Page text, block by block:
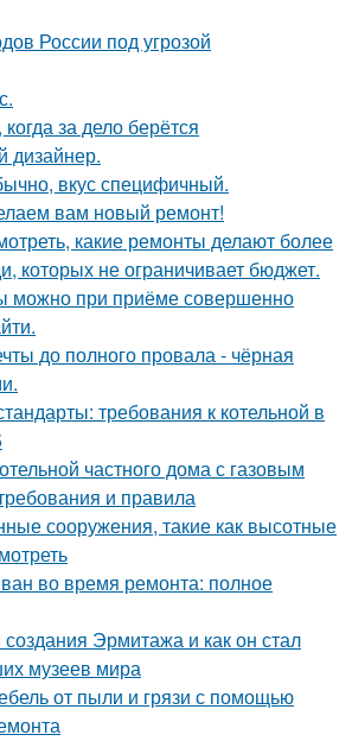
России под угрозой
за дело берётся
дизайнер.
вкус специфичный.
вам новый ремонт!
какие ремонты делают более
которых не ограничивает бюджет.
можно при приёме совершенно
до полного провала - чёрная
требования к котельной в
частного дома с газовым
и правила
сооружения, такие как высотные
во время ремонта: полное
создания Эрмитажа и как он стал
музеев мира
от пыли и грязи с помощью